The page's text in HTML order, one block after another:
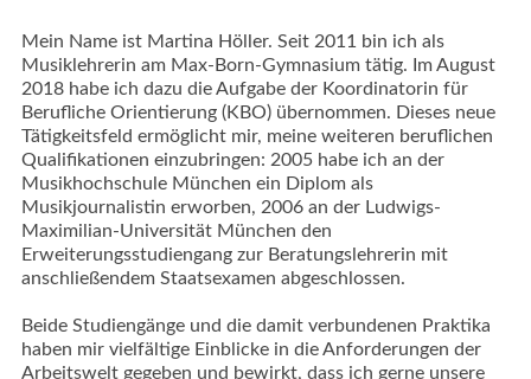
Mein Name ist Martina Höller. Seit 2011 bin ich als
Musiklehrerin am Max-Born-Gymnasium tätig. Im August
2018 habe ich dazu die Aufgabe der Koordinatorin für
Berufliche Orientierung (KBO) übernommen. Dieses neue
Tätigkeitsfeld ermöglicht mir, meine weiteren beruflichen
Qualifikationen einzubringen: 2005 habe ich an der
Musikhochschule München ein Diplom als
Musikjournalistin erworben, 2006 an der Ludwigs-
Maximilian-Universität München den
Erweiterungsstudiengang zur Beratungslehrerin mit
anschließendem Staatsexamen abgeschlossen.
Beide Studiengänge und die damit verbundenen Praktika
haben mir vielfältige Einblicke in die Anforderungen der
Arbeitswelt gegeben und bewirkt, dass ich gerne unsere